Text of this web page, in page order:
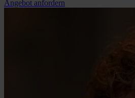
Angebot anfordern